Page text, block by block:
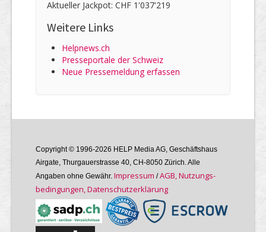
Aktueller Jackpot: CHF 1'037'219
Weitere Links
Helpnews.ch
Presseportale der Schweiz
Neue Pressemeldung erfassen
Copyright © 1996-2026 HELP Media AG, Geschäftshaus
Airgate, Thurgauer­strasse 40, CH-8050 Zürich. Alle
Angaben ohne Gewähr. Im­pres­sum /AGB, Nutzungs­
bedin­gungen, Daten­schutz­er­klärung